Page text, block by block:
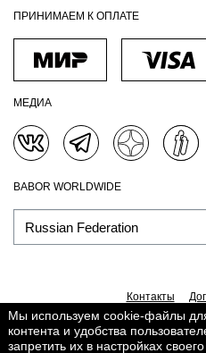
ПРИНИМАЕМ К ОПЛАТЕ
МЕДИА
BABOR WORLDWIDE
Контакты
Политика обработки
Обработка персональных
Мы используем cookie-файлы
контента и удобства
запретить их в настройках